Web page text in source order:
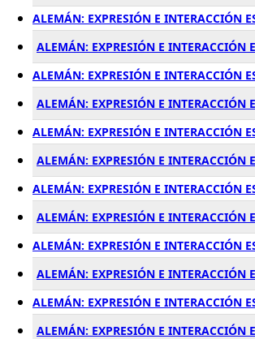
ALEMÁN: EXPRESIÓN E INTERACCIÓN
ALEMÁN: EXPRESIÓN E INTERACCIÓN
ALEMÁN: EXPRESIÓN E INTERACCIÓN
ALEMÁN: EXPRESIÓN E INTERACCIÓN
ALEMÁN: EXPRESIÓN E INTERACCIÓN
ALEMÁN: EXPRESIÓN E INTERACCIÓN
ALEMÁN: EXPRESIÓN E INTERACCIÓN
ALEMÁN: EXPRESIÓN E INTERACCIÓN
ALEMÁN: EXPRESIÓN E INTERACCIÓN
ALEMÁN: EXPRESIÓN E INTERACCIÓN
ALEMÁN: EXPRESIÓN E INTERACCIÓN
ALEMÁN: EXPRESIÓN E INTERACCIÓN